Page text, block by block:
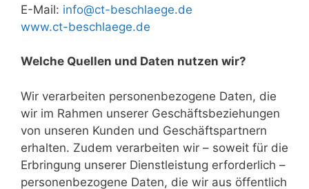
E-Mail: info@ct-beschlaege.de
www.ct-beschlaege.de
Welche Quellen und Daten nutzen wir?
Wir verarbeiten personenbezogene Daten, die
wir im Rahmen unserer Geschäftsbeziehungen
von unseren Kunden und Geschäftspartnern
erhalten. Zudem verarbeiten wir – soweit für die
Erbringung unserer Dienstleistung erforderlich –
personenbezogene Daten, die wir aus öffentlich